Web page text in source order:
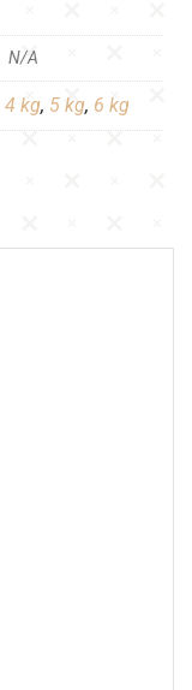
N/A
4 kg, 5 kg, 6 kg